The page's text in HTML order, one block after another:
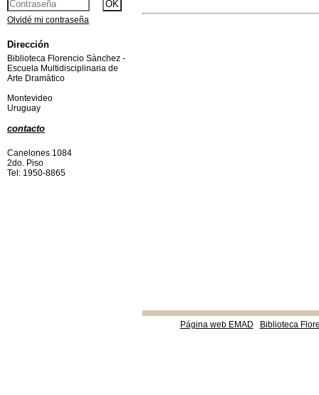
Página web EMAD Biblioteca
Olvidé mi contraseña
Dirección
Biblioteca Florencio Sànchez -
Escuela Multidisciplinaria de
Arte Dramàtico
Montevideo
Uruguay
contacto
Canelones 1084
2do. Piso
Tel: 1950-8865